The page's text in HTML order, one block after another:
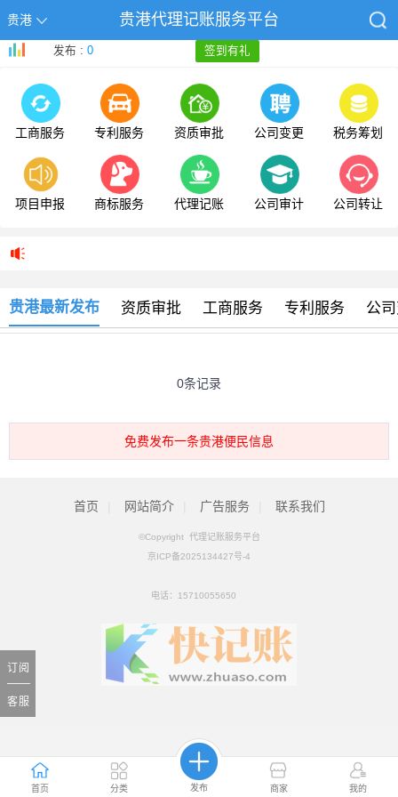
贵港 贵港代理记账服务平台
首页 分类 发布 商家 我的
发布 :0 签到有礼
工商服务 专利服务 资质审批 公司变更 税务筹划
项目申报 商标服务 代理记账 公司审计 公司转让
贵港最新发布 资质审批 工商服务 专利服务 公
0条记录
免费发布一条贵港便民信息
订阅
客服
首页 网站简介 广告服务 联系我们
©Copyright 代理记账服务平台
京ICP备2025134427号-4
电话： 15710055650